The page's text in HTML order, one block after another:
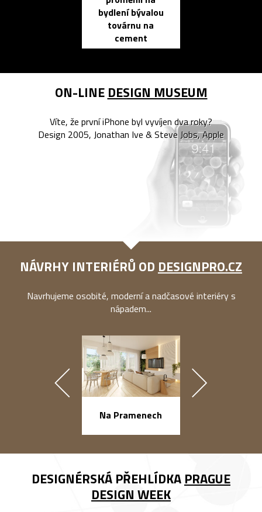
bydlení bývalou
továrnu na
cement
ON-LINE DESIGN MUSEUM
Víte, že první iPhone byl vyvíjen dva roky?
Design 2005, Jonathan Ive & Steve Jobs, Apple
NÁVRHY INTERIÉRŮ OD DESIGNPRO.CZ
Navrhujeme osobité, moderní a nadčasové interiéry s
nápadem...
Na Pramenech
DESIGNÉRSKÁ PŘEHLÍDKA PRAGUE
DESIGN WEEK